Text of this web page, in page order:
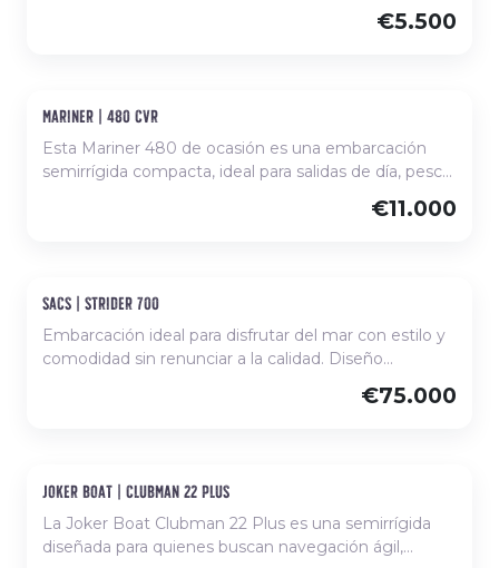
€5.500
Ocasión
mariner | 480 cvr
Esta Mariner 480 de ocasión es una embarcación
semirrígida compacta, ideal para salidas de día, pesca
ligereza, facilidad de manejo y excelente estabilidad
funcionalidad en cada salida.
€11.000
Ocasión
sacs | strider 700
Embarcación ideal para disfrutar del mar con estilo y
comodidad sin renunciar a la calidad. Diseño
ofrece una experiencia única, perfecta para relajarse y
€75.000
Nuevo, disponible para comanda
joker boat | clubman 22 plus
La Joker Boat Clubman 22 Plus es una semirrígida
diseñada para quienes buscan navegación ágil,